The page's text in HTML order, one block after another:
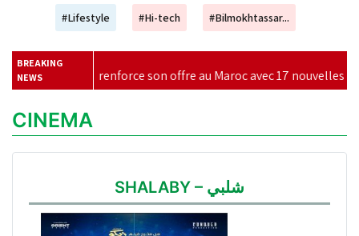
#Lifestyle #Hi-tech #Bilmokhtassar...
BREAKING
NEWS
renforce son offre au Maroc avec 17 nouvelles lignes pour l'hiver
CINEMA
SHALABY – شلبي